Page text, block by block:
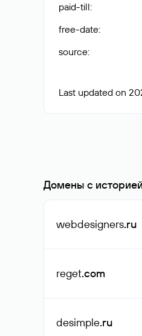
paid-till:
free-date:
source:
Last updated on
Домены с историей
webdesigners.ru
reget.com
desimple.ru